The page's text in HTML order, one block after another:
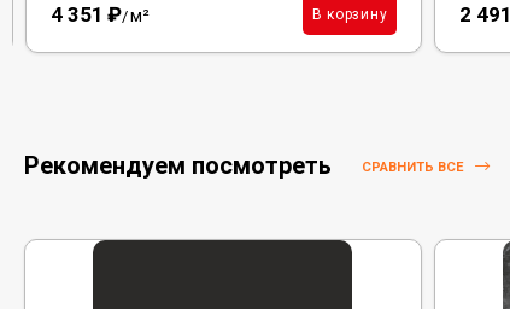
4 351 ₽/м² В корзину 2 491
Рекомендуем посмотреть СРАВНИТЬ ВСЕ